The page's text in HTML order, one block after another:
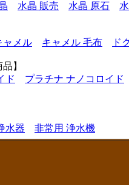
水晶 販売 水晶 原石
ャメル キャメル 毛布 ド
】
ド
プラチナ ナノコロイド
水器 非常用 浄水機